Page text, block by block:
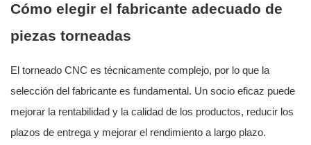
Cómo elegir el fabricante adecuado de
piezas torneadas
El torneado CNC es técnicamente complejo, por lo que la
selección del fabricante es fundamental. Un socio eficaz puede
mejorar la rentabilidad y la calidad de los productos, reducir los
plazos de entrega y mejorar el rendimiento a largo plazo.